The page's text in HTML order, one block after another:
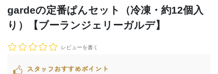
gardeの定番ぱんセット（冷凍・約12個入
り）【ブーランジェリーガルデ】
レビューを書く
スタッフおすすめポイント